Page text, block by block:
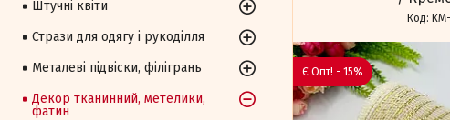
Є Опт! - 15%
Штучні квіти
Стрази для одягу і рукоділля
Металеві підвіски, філігрань
Декор тканинний, метелики,
фатин